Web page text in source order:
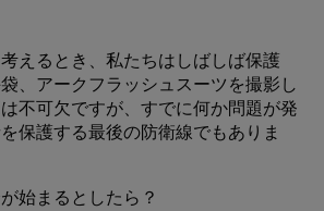
えるとき、私たちはしばしば保護
、アークフラッシュスーツを撮影し
不可欠ですが、すでに何か問題が発
保護する最後の防衛線でもありま
始まるとしたら？